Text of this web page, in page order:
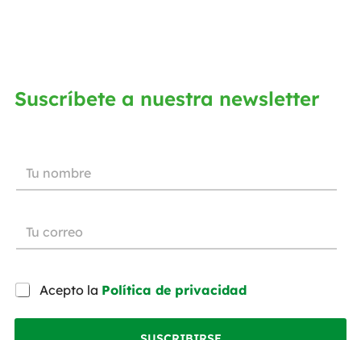
Suscríbete a nuestra newsletter
Acepto la Política de privacidad